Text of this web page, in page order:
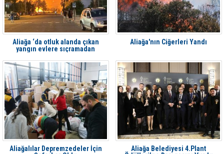
Aliağa ‘da otluk alanda çıkan
yangın evlere sıçramadan
Aliağa'nın Ciğerleri Yandı
Aliağalılar Depremzedeler İçin
Aliağa Belediyesi 4.Plant